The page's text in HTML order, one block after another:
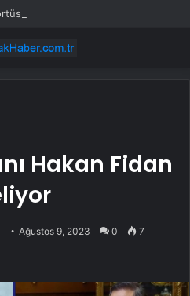
Hakan Fidan
Ağustos 9, 2023 0 7